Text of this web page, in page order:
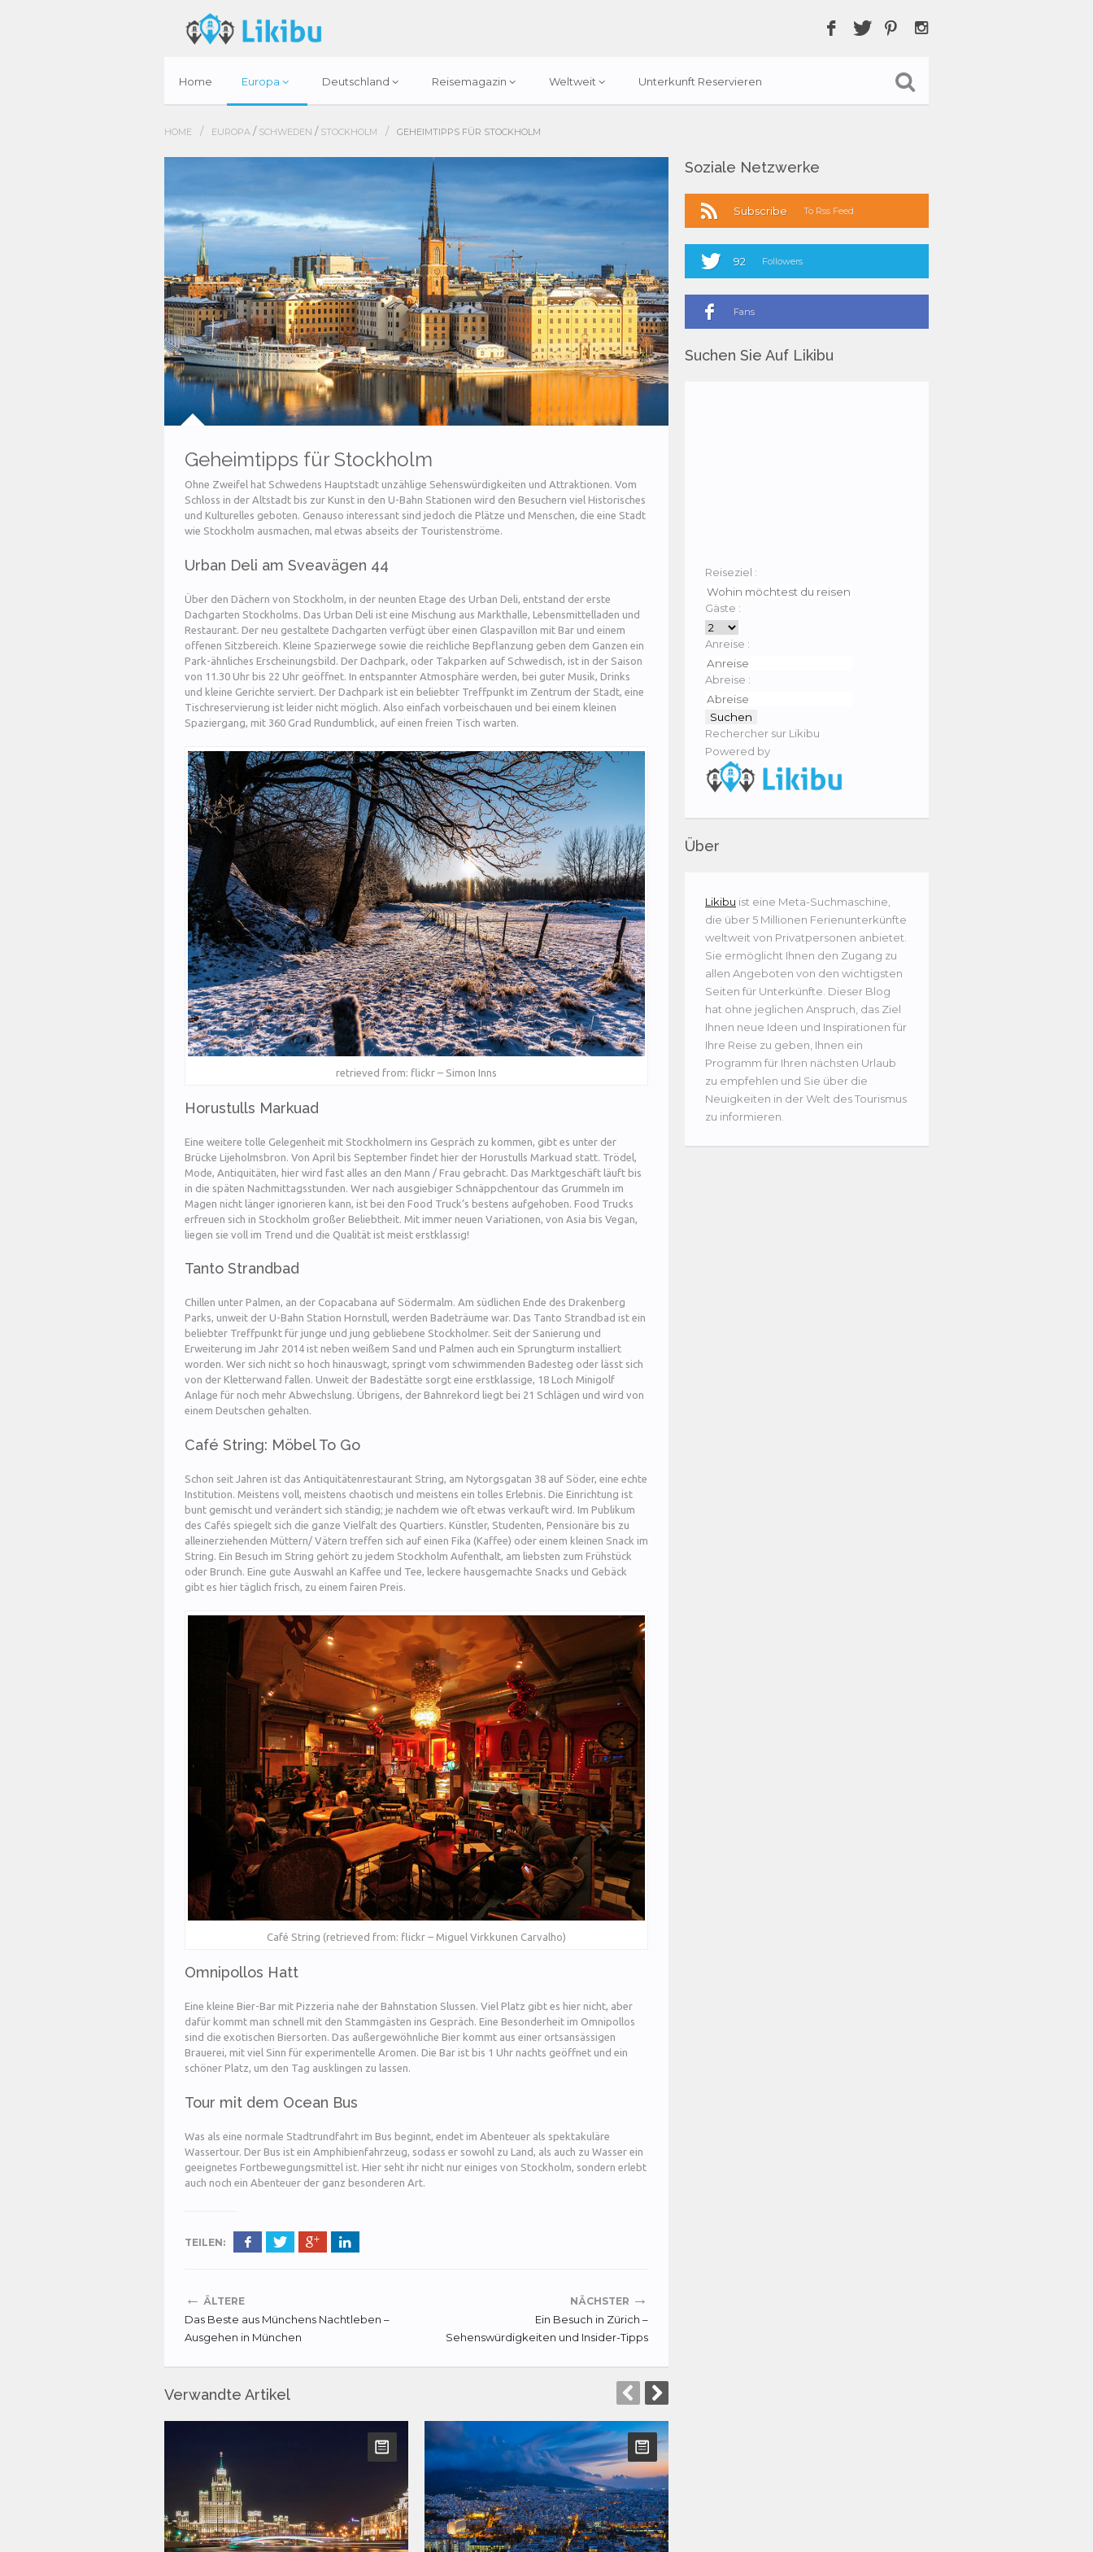
Home Europa Deutschland Reisemagazin Weltweit Unterkunft Reservieren
HOME / EUROPA / SCHWEDEN / STOCKHOLM / GEHEIMTIPPS FÜR STOCKHOLM
Geheimtipps für Stockholm
Ohne Zweifel hat Schwedens Hauptstadt unzählige Sehenswürdigkeiten und Attraktionen. Vom
Schloss in der Altstadt bis zur Kunst in den U-Bahn Stationen wird den Besuchern viel Historisches
und Kulturelles geboten. Genauso interessant sind jedoch die Plätze und Menschen, die eine Stadt
wie Stockholm ausmachen, mal etwas abseits der Touristenströme.
Urban Deli am Sveavägen 44
Über den Dächern von Stockholm, in der neunten Etage des Urban Deli, entstand der erste
Dachgarten Stockholms. Das Urban Deli ist eine Mischung aus Markthalle, Lebensmittelladen und
Restaurant. Der neu gestaltete Dachgarten verfügt über einen Glaspavillon mit Bar und einem
offenen Sitzbereich. Kleine Spazierwege sowie die reichliche Bepflanzung geben dem Ganzen ein
Park-ähnliches Erscheinungsbild. Der Dachpark, oder Takparken auf Schwedisch, ist in der Saison
von 11.30 Uhr bis 22 Uhr geöffnet. In entspannter Atmosphäre werden, bei guter Musik, Drinks
und kleine Gerichte serviert. Der Dachpark ist ein beliebter Treffpunkt im Zentrum der Stadt, eine
Tischreservierung ist leider nicht möglich. Also einfach vorbeischauen und bei einem kleinen
Spaziergang, mit 360 Grad Rundumblick, auf einen freien Tisch warten.
retrieved from: flickr – Simon Inns
Horustulls Markuad
Eine weitere tolle Gelegenheit mit Stockholmern ins Gespräch zu kommen, gibt es unter der
Brücke Lijeholmsbron. Von April bis September findet hier der Horustulls Markuad statt. Trödel,
Mode, Antiquitäten, hier wird fast alles an den Mann / Frau gebracht. Das Marktgeschäft läuft bis
in die späten Nachmittagsstunden. Wer nach ausgiebiger Schnäppchentour das Grummeln im
Magen nicht länger ignorieren kann, ist bei den Food Truck’s bestens aufgehoben. Food Trucks
erfreuen sich in Stockholm großer Beliebtheit. Mit immer neuen Variationen, von Asia bis Vegan,
liegen sie voll im Trend und die Qualität ist meist erstklassig!
Tanto Strandbad
Chillen unter Palmen, an der Copacabana auf Södermalm. Am südlichen Ende des Drakenberg
Parks, unweit der U-Bahn Station Hornstull, werden Badeträume war. Das Tanto Strandbad ist ein
beliebter Treffpunkt für junge und jung gebliebene Stockholmer. Seit der Sanierung und
Erweiterung im Jahr 2014 ist neben weißem Sand und Palmen auch ein Sprungturm installiert
worden. Wer sich nicht so hoch hinauswagt, springt vom schwimmenden Badesteg oder lässt sich
von der Kletterwand fallen. Unweit der Badestätte sorgt eine erstklassige, 18 Loch Minigolf
Anlage für noch mehr Abwechslung. Übrigens, der Bahnrekord liegt bei 21 Schlägen und wird von
einem Deutschen gehalten.
Café String: Möbel To Go
Schon seit Jahren ist das Antiquitätenrestaurant String, am Nytorgsgatan 38 auf Söder, eine echte
Institution. Meistens voll, meistens chaotisch und meistens ein tolles Erlebnis. Die Einrichtung ist
bunt gemischt und verändert sich ständig; je nachdem wie oft etwas verkauft wird. Im Publikum
des Cafés spiegelt sich die ganze Vielfalt des Quartiers. Künstler, Studenten, Pensionäre bis zu
alleinerziehenden Müttern/ Vätern treffen sich auf einen Fika (Kaffee) oder einem kleinen Snack im
String. Ein Besuch im String gehört zu jedem Stockholm Aufenthalt, am liebsten zum Frühstück
oder Brunch. Eine gute Auswahl an Kaffee und Tee, leckere hausgemachte Snacks und Gebäck
gibt es hier täglich frisch, zu einem fairen Preis.
Café String (retrieved from: flickr – Miguel Virkkunen Carvalho)
Omnipollos Hatt
Eine kleine Bier-Bar mit Pizzeria nahe der Bahnstation Slussen. Viel Platz gibt es hier nicht, aber
dafür kommt man schnell mit den Stammgästen ins Gespräch. Eine Besonderheit im Omnipollos
sind die exotischen Biersorten. Das außergewöhnliche Bier kommt aus einer ortsansässigen
Brauerei, mit viel Sinn für experimentelle Aromen. Die Bar ist bis 1 Uhr nachts geöffnet und ein
schöner Platz, um den Tag ausklingen zu lassen.
Tour mit dem Ocean Bus
Was als eine normale Stadtrundfahrt im Bus beginnt, endet im Abenteuer als spektakuläre
Wassertour. Der Bus ist ein Amphibienfahrzeug, sodass er sowohl zu Land, als auch zu Wasser ein
geeignetes Fortbewegungsmittel ist. Hier seht ihr nicht nur einiges von Stockholm, sondern erlebt
auch noch ein Abenteuer der ganz besonderen Art.
TEILEN:
← ÄLTERE
Das Beste aus Münchens Nachtleben –
Ausgehen in München
NÄCHSTER →
Ein Besuch in Zürich –
Sehenswürdigkeiten und Insider-Tipps
Verwandte Artikel
Soziale Netzwerke
Subscribe To Rss Feed
92 Followers
Fans
Suchen Sie Auf Likibu
Reiseziel :
Gäste :
Anreise :
Abreise :
Rechercher sur Likibu
Powered by
Über
Likibu ist eine Meta-Suchmaschine,
die über 5 Millionen Ferienunterkünfte
weltweit von Privatpersonen anbietet.
Sie ermöglicht Ihnen den Zugang zu
allen Angeboten von den wichtigsten
Seiten für Unterkünfte. Dieser Blog
hat ohne jeglichen Anspruch, das Ziel
Ihnen neue Ideen und Inspirationen für
Ihre Reise zu geben, Ihnen ein
Programm für Ihren nächsten Urlaub
zu empfehlen und Sie über die
Neuigkeiten in der Welt des Tourismus
zu informieren.